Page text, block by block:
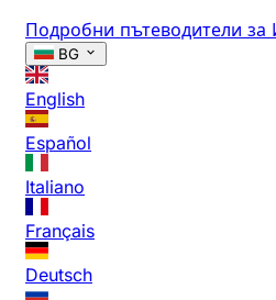
Подробни пътеводители за
BG
English
Español
Italiano
Français
Deutsch